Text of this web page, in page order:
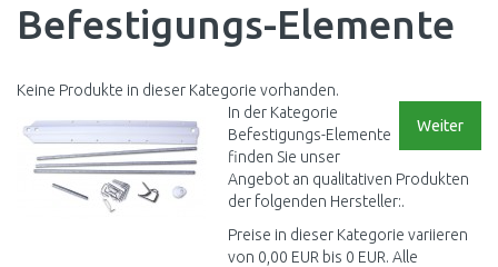
Befestigungs-Elemente
Keine Produkte in dieser Kategorie vorhanden.
Weiter
In der Kategorie
Befestigungs-Elemente
finden Sie unser
Angebot an qualitativen Produkten
der folgenden Hersteller:.
Preise in dieser Kategorie variieren
von 0,00 EUR bis 0 EUR. Alle